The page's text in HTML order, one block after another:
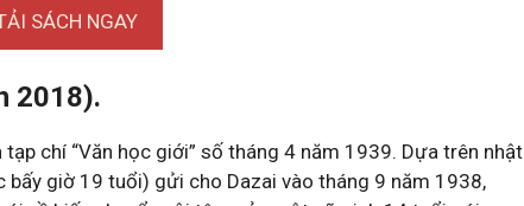
SÁCH NGAY
2018).
chí “Văn học giới” số tháng 4 năm 1939. Dựa trên nhật
giờ 19 tuổi) gửi cho Dazai vào tháng 9 năm 1938,